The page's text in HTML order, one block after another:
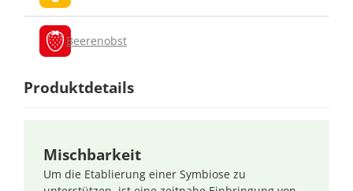
Beerenobst
Produktdetails
Mischbarkeit
Um die Etablierung einer Symbiose zu